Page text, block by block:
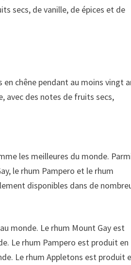
secs, de vanille, de épices et de
chêne pendant au moins vingt
avec des notes de fruits secs,
les meilleures du monde.
le rhum Pampero et le rhum
disponibles dans de
monde. Le rhum Mount Gay est
Le rhum Pampero est produit en
Le rhum Appletons est produit